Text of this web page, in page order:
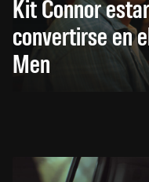
Kit Connor
convertirse en
Men